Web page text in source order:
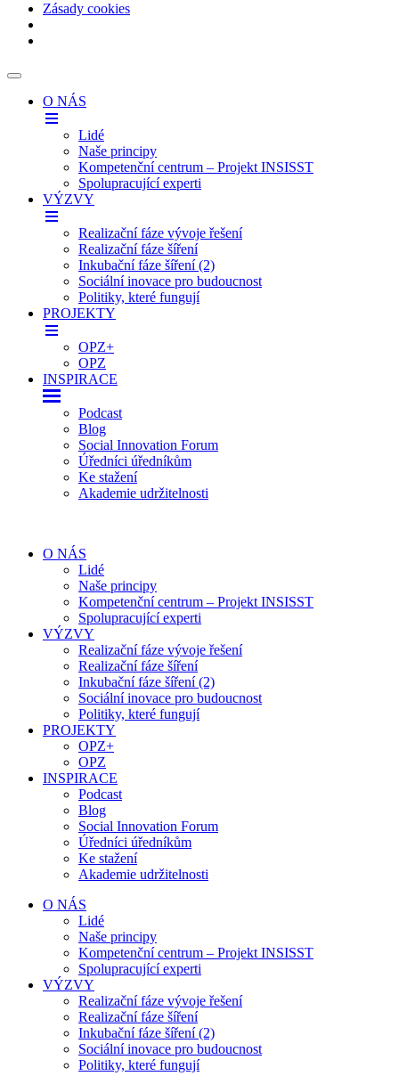
Zásady cookies
O NÁS
Lidé
Naše principy
Kompetenční centrum – Projekt INSISST
Spolupracující experti
VÝZVY
Realizační fáze vývoje řešení
Realizační fáze šíření
Inkubační fáze šíření (2)
Sociální inovace pro budoucnost
Politiky, které fungují
PROJEKTY
OPZ+
OPZ
INSPIRACE
Podcast
Blog
Social Innovation Forum
Úředníci úředníkům
Ke stažení
Akademie udržitelnosti
O NÁS
Lidé
Naše principy
Kompetenční centrum – Projekt INSISST
Spolupracující experti
VÝZVY
Realizační fáze vývoje řešení
Realizační fáze šíření
Inkubační fáze šíření (2)
Sociální inovace pro budoucnost
Politiky, které fungují
PROJEKTY
OPZ+
OPZ
INSPIRACE
Podcast
Blog
Social Innovation Forum
Úředníci úředníkům
Ke stažení
Akademie udržitelnosti
O NÁS
Lidé
Naše principy
Kompetenční centrum – Projekt INSISST
Spolupracující experti
VÝZVY
Realizační fáze vývoje řešení
Realizační fáze šíření
Inkubační fáze šíření (2)
Sociální inovace pro budoucnost
Politiky, které fungují